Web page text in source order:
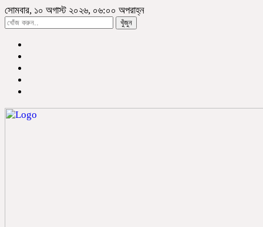
সোমবার, ১০ অগাস্ট ২০২৬, ০৬:০০ অপরাহ্ন
খুঁজুন